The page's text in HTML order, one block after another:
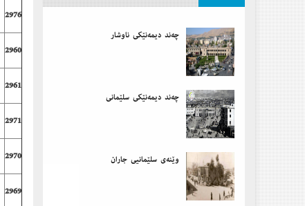
2976
2960
2961
2971
2970
2969
چەند دیمەنێكی ناوشار
چەند دیمەنێكی سلێمانی
وێنەی سلێمانیی جاران